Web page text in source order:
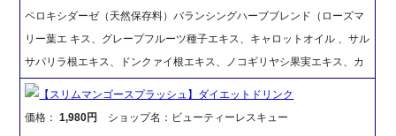
ペロキシダーゼ（天然保存料）バランシングハーブブレンド（ローズマ
リー葉エ キス、グレープフルーツ種子エキス、キャロットオイル 、サル
サパリラ根エキス、ドンクァイ根エキス、ノコギリヤシ果実エキス、カ
【スリムマンゴースプラッシュ】ダイエットドリンク
価格：1,980円 ショップ名：ビューティーレスキュー